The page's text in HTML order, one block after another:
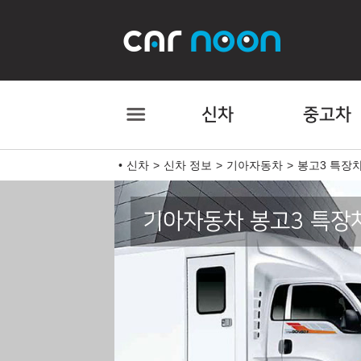
신차 중고차
신차 신차 정보 기아자동차 봉고3 특장
기아자동차 봉고3 특장